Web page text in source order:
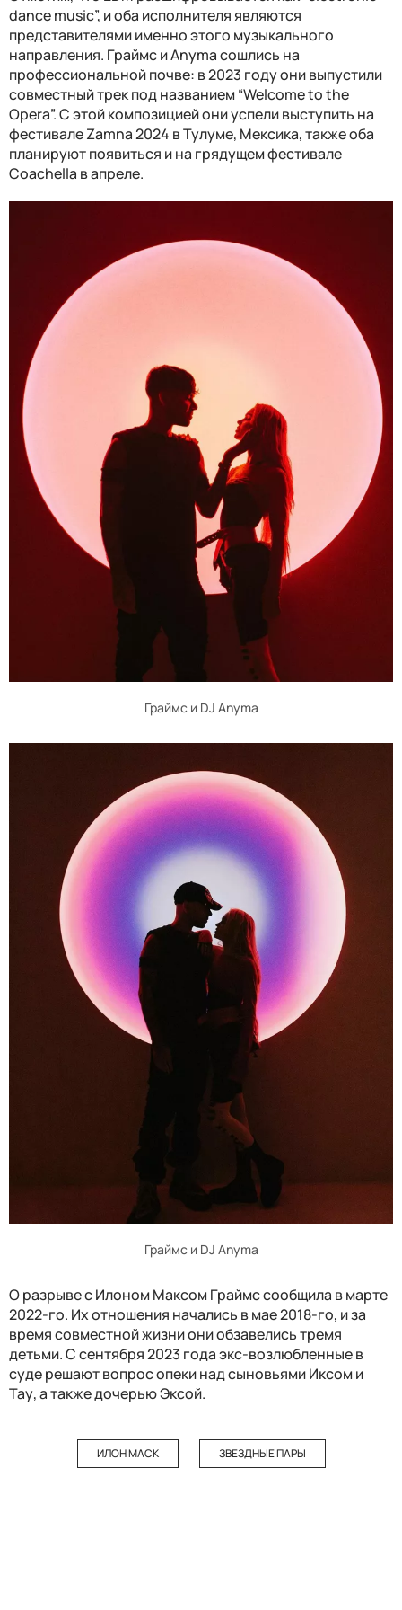
dance music”, и оба исполнителя являются
представителями именно этого музыкального
направления. Граймс и Anyma сошлись на
профессиональной почве: в 2023 году они выпустили
совместный трек под названием “Welcome to the
Opera”. С этой композицией они успели выступить на
фестивале Zamna 2024 в Тулуме, Мексика, также оба
планируют появиться и на грядущем фестивале
Coachella в апреле.
Граймс и DJ Anyma
Граймс и DJ Anyma
О разрыве с Илоном Максом Граймс сообщила в марте
2022-го. Их отношения начались в мае 2018-го, и за
время совместной жизни они обзавелись тремя
детьми. С сентября 2023 года экс-возлюбленные в
суде решают вопрос опеки над сыновьями Иксом и
Тау, а также дочерью Эксой.
ИЛОН МАСК ЗВЕЗДНЫЕ ПАРЫ